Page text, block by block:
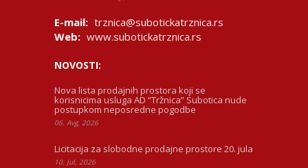
E-mail: trznica@subotickatrznica.rs
Web: www.subotickatrznica.rs
NOVOSTI:
Nova lista prodajnih prostora koji se
korisnicima usluga AD “Tržnica” Subotica nude
postupkom neposredne pogodbe
06. Avg, 2026
Licitacija za slobodne prodajne prostore 20. jula
10. Jul, 2026